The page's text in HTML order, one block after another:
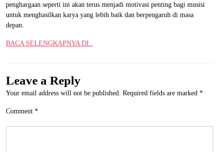
penghargaan seperti ini akan terus menjadi motivasi penting bagi musisi
untuk menghasilkan karya yang lebih baik dan berpengaruh di masa
depan.
BACA SELENGKAPNYA DI..
Leave a Reply
Your email address will not be published. Required fields are marked *
Comment *